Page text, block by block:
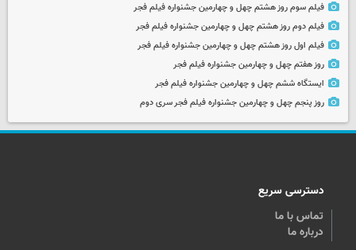
فیلم سوم روز هشتم چهل و چهارمین جشنواره فیلم فجر
فیلم دوم روز هشتم چهل و چهارمین جشنواره فیلم فجر
فیلم اول روز هشتم چهل و چهارمین جشنواره فیلم فجر
روز هفتم چهل و چهارمین جشنواره فیلم فجر
ایستگاه ششم چهل و چهارمین جشنواره فیلم فجر
روز پنجم چهل و چهارمین جشنواره فیلم فجر سری دوم
دسترسی سریع
تماس با ما
درباره ما